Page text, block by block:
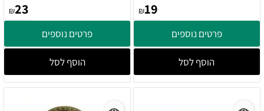
₪19
פרטים נוספים
הוסף לסל
₪23
פרטים נוספים
הוסף לסל